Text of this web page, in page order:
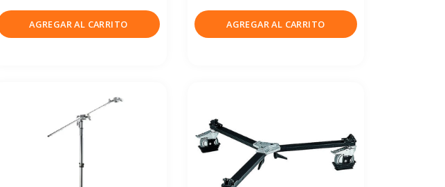
AGREGAR AL CARRITO AGREGAR AL CARRITO